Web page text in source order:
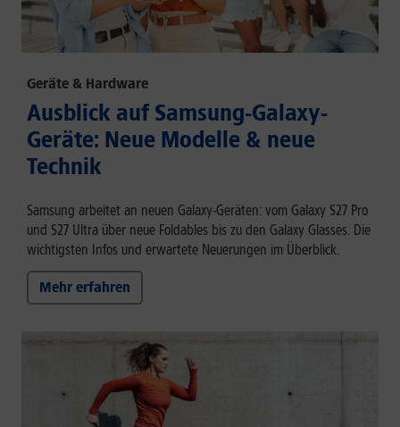
Geräte & Hardware
Ausblick auf Samsung-Galaxy-
Geräte: Neue Modelle & neue
Technik
Samsung arbeitet an neuen Galaxy-Geräten: vom Galaxy S27 Pro
und S27 Ultra über neue Foldables bis zu den Galaxy Glasses. Die
wichtigsten Infos und erwartete Neuerungen im Überblick.
Mehr erfahren